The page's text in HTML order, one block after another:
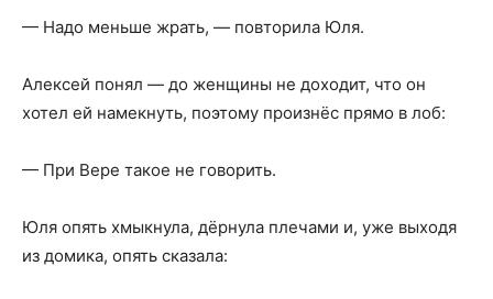
— Надо меньше жрать, — повторила Юля.
Алексей понял — до женщины не доходит, что он
хотел ей намекнуть, поэтому произнёс прямо в лоб:
— При Вере такое не говорить.
Юля опять хмыкнула, дёрнула плечами и, уже выходя
из домика, опять сказала: